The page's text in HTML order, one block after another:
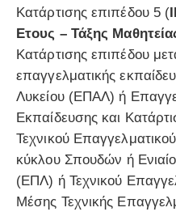
Κατάρτισης επιπέδου 5 (
Ετους – Τάξης
Κατάρτισης επιπέδου
επαγγελματικής
Λυκείου (ΕΠΑΛ) ή
Εκπαίδευσης και
Τεχνικού
κύκλου Σπουδών ή
(ΕΠΛ) ή Τεχνικού
Μέσης Τεχνικής